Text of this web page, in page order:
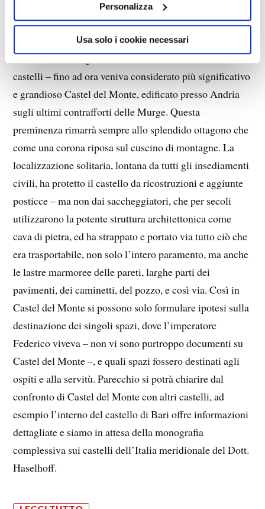
Personalizza
Usa solo i cookie necessari
Fra i castelli di caccia e le fortezze degli Hohenstaufen,
che al tempo di Federico II furono costruiti o
ristrutturati in Puglia – si tratta nell’insieme di 20
castelli – fino ad ora veniva considerato più significativo
e grandioso Castel del Monte, edificato presso Andria
sugli ultimi contrafforti delle Murge. Questa
preminenza rimarrà sempre allo splendido ottagono che
come una corona riposa sul cuscino di montagne. La
localizzazione solitaria, lontana da tutti gli insediamenti
civili, ha protetto il castello da ricostruzioni e aggiunte
posticce – ma non dai saccheggiatori, che per secoli
utilizzarono la potente struttura architettonica come
cava di pietra, ed ha strappato e portato via tutto ciò che
era trasportabile, non solo l’intero paramento, ma anche
le lastre marmoree delle pareti, larghe parti dei
pavimenti, dei caminetti, del pozzo, e così via. Così in
Castel del Monte si possono solo formulare ipotesi sulla
destinazione dei singoli spazi, dove l’imperatore
Federico viveva – non vi sono purtroppo documenti su
Castel del Monte –, e quali spazi fossero destinati agli
ospiti e alla servitù. Parecchio si potrà chiarire dal
confronto di Castel del Monte con altri castelli, ad
esempio l’interno del castello di Bari offre informazioni
dettagliate e siamo in attesa della monografia
complessiva sui castelli dell’Italia meridionale del Dott.
Haselhoff.